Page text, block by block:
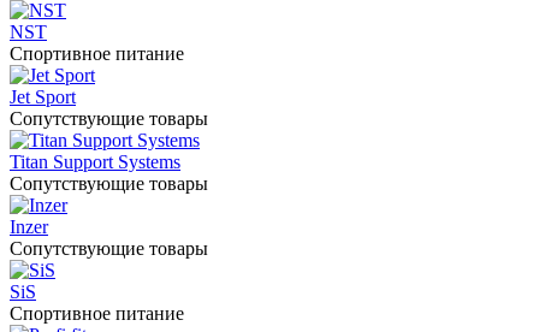
NST
Спортивное питание
Jet Sport
Сопутствующие товары
Titan Support Systems
Сопутствующие товары
Inzer
Сопутствующие товары
SiS
Спортивное питание